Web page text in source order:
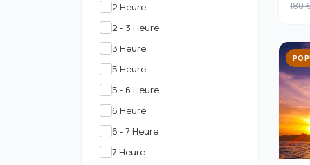
2 Heure
2 - 3 Heure
3 Heure
5 Heure
5 - 6 Heure
6 Heure
6 - 7 Heure
7 Heure
180